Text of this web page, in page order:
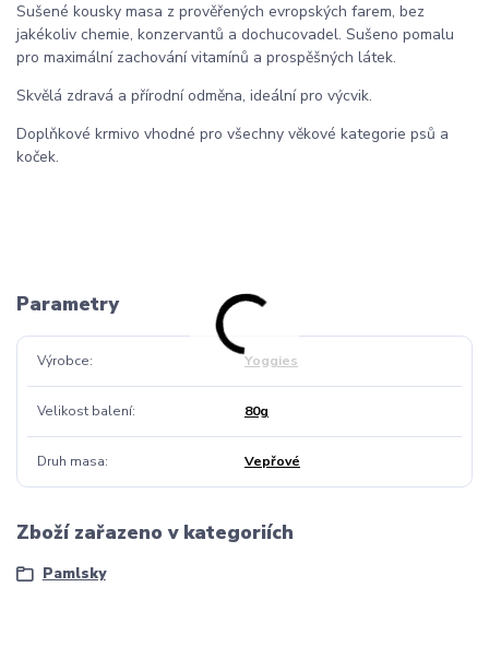
Sušené kousky masa z prověřených evropských farem, bez
jakékoliv chemie, konzervantů a dochucovadel. Sušeno pomalu
pro maximální zachování vitamínů a prospěšných látek.
Skvělá zdravá a přírodní odměna, ideální pro výcvik.
Doplňkové krmivo vhodné pro všechny věkové kategorie psů a
koček.
Parametry
Výrobce Yoggies
Velikost balení 80g
Druh masa Vepřové
Zboží zařazeno v kategoriích
Pamlsky